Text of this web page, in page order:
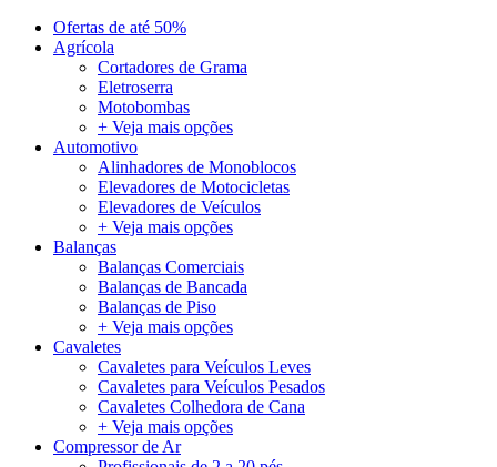
Ofertas de até 50%
Agrícola
Cortadores de Grama
Eletroserra
Motobombas
+ Veja mais opções
Automotivo
Alinhadores de Monoblocos
Elevadores de Motocicletas
Elevadores de Veículos
+ Veja mais opções
Balanças
Balanças Comerciais
Balanças de Bancada
Balanças de Piso
+ Veja mais opções
Cavaletes
Cavaletes para Veículos Leves
Cavaletes para Veículos Pesados
Cavaletes Colhedora de Cana
+ Veja mais opções
Compressor de Ar